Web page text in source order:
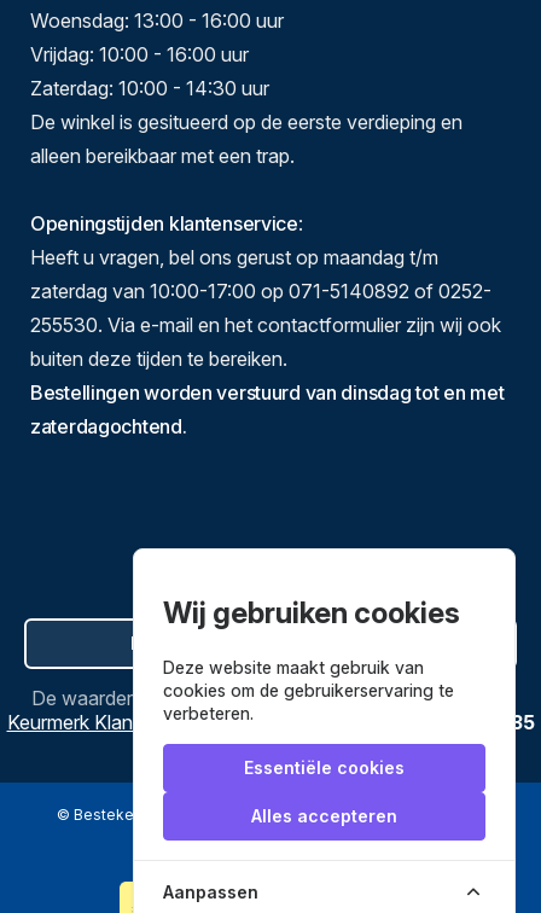
Woensdag: 13:00 - 16:00 uur
Vrijdag: 10:00 - 16:00 uur
Zaterdag: 10:00 - 14:30 uur
De winkel is gesitueerd op de eerste verdieping en
alleen bereikbaar met een trap.
Openingstijden klantenservice:
Heeft u vragen, bel ons gerust op maandag t/m
zaterdag van 10:00-17:00 op 071-5140892 of 0252-
255530. Via e-mail en het contactformulier zijn wij ook
buiten deze tijden te bereiken.
Bestellingen worden verstuurd van dinsdag tot en met
zaterdagochtend.
Hier de overeenkomst ontbinden
De waardering vanBestekenpannen.nlbijWebwinkel
Keurmerk Klantbeoordelingen
3635
reviews.
© Bestekenpannen.nl 2026 een webshop van
Wij gebruiken cookies
Deze website maakt gebruik van
cookies om de gebruikerservaring te
verbeteren.
Essentiële cookies
Alles accepteren
Aanpassen